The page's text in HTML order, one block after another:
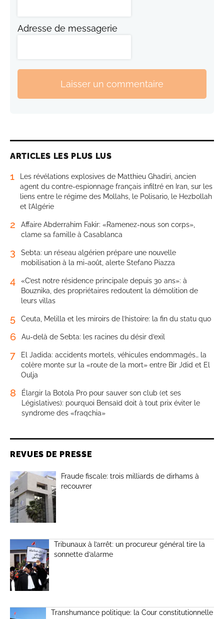
Adresse de messagerie
Laisser un commentaire
ARTICLES LES PLUS LUS
1
Les révélations explosives de Matthieu Ghadiri, ancien
agent du contre-espionnage français infiltré en Iran, sur les
liens entre le régime des Mollahs, le Polisario, le Hezbollah
et l’Algérie
2
Affaire Abderrahim Fakir: «Ramenez-nous son corps»,
clame sa famille à Casablanca
3
Sebta: un réseau algérien prépare une nouvelle
mobilisation à la mi-août, alerte Stefano Piazza
4
«C’est notre résidence principale depuis 30 ans»: à
Bouznika, des propriétaires redoutent la démolition de
leurs villas
5 Ceuta, Melilla et les miroirs de l’histoire: la fin du statu quo
6 Au-delà de Sebta: les racines du désir d’exil
7
El Jadida: accidents mortels, véhicules endommagés… la
colère monte sur la «route de la mort» entre Bir Jdid et El
Oulja
8
Élargir la Botola Pro pour sauver son club (et ses
Législatives): pourquoi Bensaïd doit à tout prix éviter le
syndrome des «fraqchia»
REVUES DE PRESSE
Fraude fiscale: trois milliards de dirhams à
recouvrer
Tribunaux à l’arrêt: un procureur général tire la
sonnette d’alarme
Transhumance politique: la Cour constitutionnelle